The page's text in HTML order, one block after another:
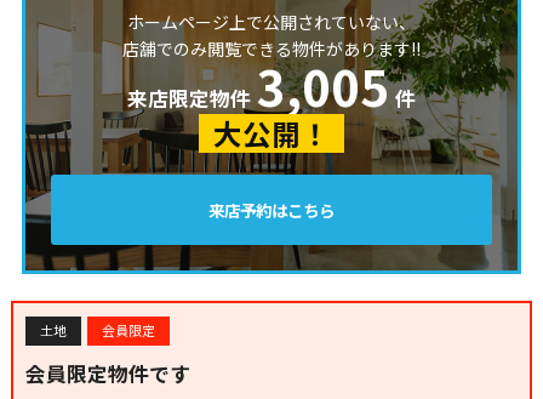
ホームページ上で公開されていない、
店舗でのみ閲覧できる物件があります!!
来店限定物件 3,005 件
大公開！
来店予約はこちら
土地 会員限定
会員限定物件です